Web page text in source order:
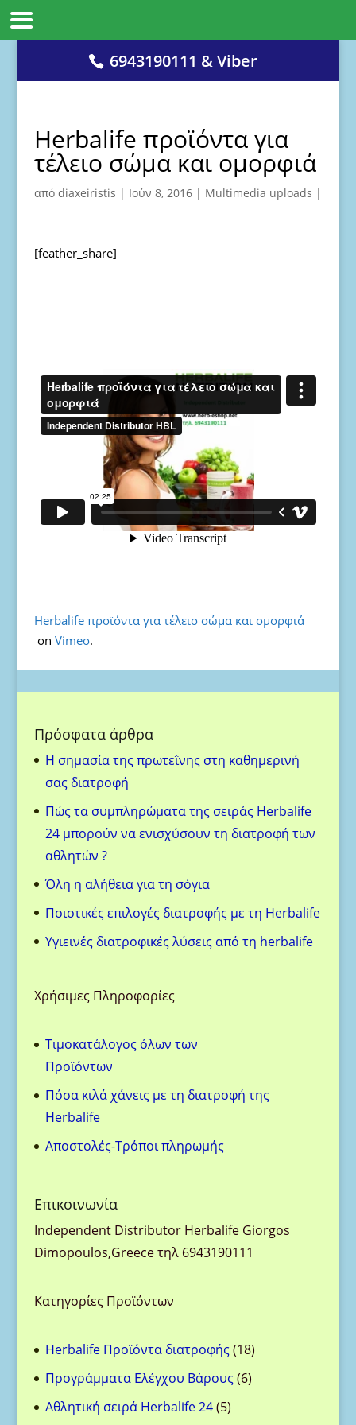
6943190111 & Viber
Herbalife προϊόντα για
τέλειο σώμα και ομορφιά
από diaxeiristis | Ιούν 8, 2016| Multimedia uploads |
[feather_share]
Herbalife προϊόντα για τέλειο σώμα και ομορφιά
on Vimeo.
Πρόσφατα άρθρα
H σημασία της πρωτεΐνης στη καθημερινή
σας διατροφή
Πώς τα συμπληρώματα της σειράς Herbalife
24 μπορούν να ενισχύσουν τη διατροφή των
αθλητών ?
Όλη η αλήθεια για τη σόγια
Ποιοτικές επιλογές διατροφής με τη Herbalife
Υγιεινές διατροφικές λύσεις από τη herbalife
Χρήσιμες Πληροφορίες
Τιμοκατάλογος όλων των
Προϊόντων
Πόσα κιλά χάνεις με τη διατροφή της
Herbalife
Aποστολές-Τρόποι πληρωμής
Eπικοινωνία
Ιndependent Distributor Herbalife Giorgos
Dimopoulos,Greece τηλ 6943190111
Κατηγορίες Προϊόντων
Herbalife Προϊόντα διατροφής 1818
προϊόντα
Προγράμματα Ελέγχου Βάρους 66
Αθλητική σειρά Herbalife 24 55